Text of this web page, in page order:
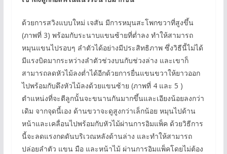
ด้วยการสวิงแบบใหม่ เจสัน มีการหมุนสะโพกขวาที่สูงขึ้น
(ภาพที่ 3) พร้อมกับระนาบแขนซ้ายที่ต่ำลง ทำให้สามารถ
หมุนแขนไปรอบๆ ลำตัวได้อย่างมีประสิทธิภาพ ซึ่งวิธีนี้ไม่ได้
มีแรงบิดมากระหว่างลำตัวช่วงบนกับช่วงล่าง และเขาก็
สามารถลดหัวไม้ลงต่ำได้อีกด้วยการยื่นแขนขวาให้ยาวออก
ไปพร้อมกับดึงหัวไม้ลงด้วยแขนซ้าย (ภาพที่ 4 และ 5 )
ตำแหน่งที่จะตีลูกนั้นจะขนานกันมากขึ้นและเอียงน้อยลงกว่า
เดิม จากจุดนี้เอง ด้านขวาจะดูสูงกว่าเล็กน้อย หมุนไปด้าน
หน้าและเคลื่อนไปพร้อมกับหัวไม้ผ่านการอิมแพ็ค ด้วยวิธีการ
นี้จะลดแรงกดดันบริเวณหลังด้านล่าง และทำให้สามารถ
ปล่อยลำตัว แขน มือ และหน้าไม้ ผ่านการอิมแพ็คโดยไม่ต้อง